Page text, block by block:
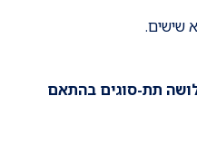
שישים.
תת-סוגים בהתאם